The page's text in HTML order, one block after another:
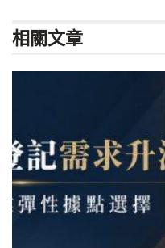
相關文章